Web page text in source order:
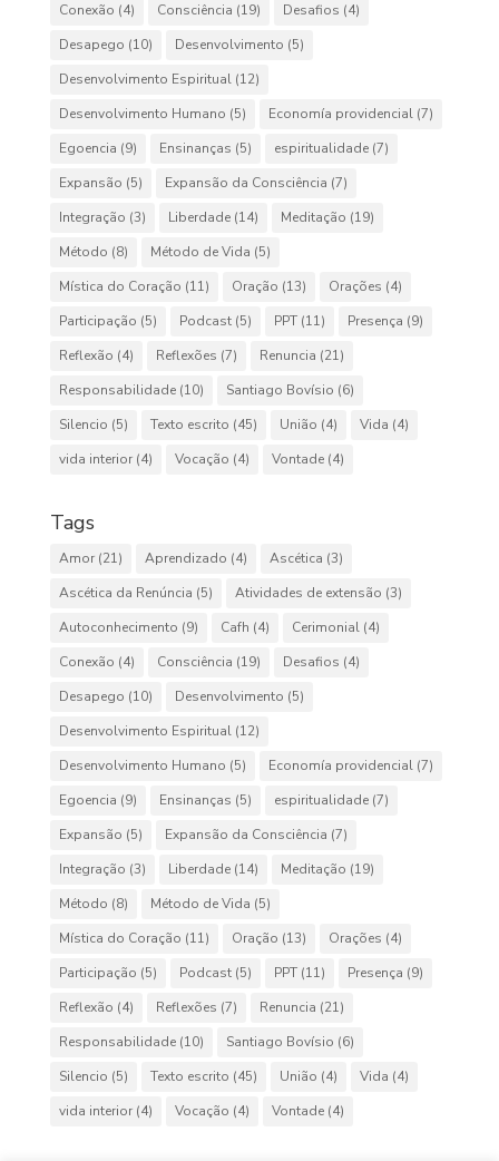
Conexão (4) Consciência (19) Desafios (4)
Desapego (10) Desenvolvimento (5)
Desenvolvimento Espiritual(12)
Desenvolvimento Humano (5) Economía providencial(7)
Egoencia (9) Ensinanças (5) espiritualidade(7)
Expansão (5) Expansão da Consciência (7)
Integração (3) Liberdade(14) Meditação (19)
Método (8) Método de Vida (5)
Mística do Coração (11) Oração (13) Orações (4)
Participação (5) Podcast(5) PPT(11) Presença (9)
Reflexão (4) Reflexões (7) Renuncia (21)
Responsabilidade(10) Santiago Bovísio (6)
Silencio (5) Texto escrito (45) União (4) Vida (4)
vida interior(4) Vocação (4) Vontade(4)
Tags
Amor(21) Aprendizado (4) Ascética (3)
Ascética da Renúncia (5) Atividades de extensão (3)
Autoconhecimento (9) Cafh (4) Cerimonial(4)
Conexão (4) Consciência (19) Desafios (4)
Desapego (10) Desenvolvimento (5)
Desenvolvimento Espiritual(12)
Desenvolvimento Humano (5) Economía providencial(7)
Egoencia (9) Ensinanças (5) espiritualidade(7)
Expansão (5) Expansão da Consciência (7)
Integração (3) Liberdade(14) Meditação (19)
Método (8) Método de Vida (5)
Mística do Coração (11) Oração (13) Orações (4)
Participação (5) Podcast(5) PPT(11) Presença (9)
Reflexão (4) Reflexões (7) Renuncia (21)
Responsabilidade(10) Santiago Bovísio (6)
Silencio (5) Texto escrito (45) União (4) Vida (4)
vida interior(4) Vocação (4) Vontade(4)